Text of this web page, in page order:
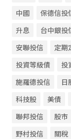
中國
保德信投
升息
台中銀投
安聯投信
定期
投資等級債
投
施羅德投信
日
科技股
美債
聯邦投信
股市
野村投信
關稅